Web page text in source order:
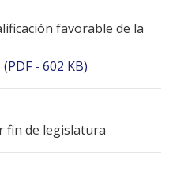
favorable de la
- 602 KB)
fin de legislatura